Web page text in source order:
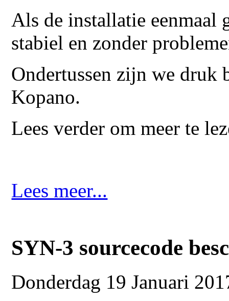
Als de installatie eenmaal
stabiel en zonder
Ondertussen zijn we druk
Kopano.
Lees verder om meer te
Lees meer...
SYN-3 sourcecode
Donderdag 19 Januari